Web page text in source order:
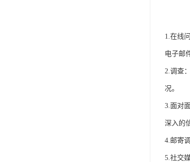
1.在线
电子邮
2.调查
况。
3.面对
深入的
4.邮寄
5.社交